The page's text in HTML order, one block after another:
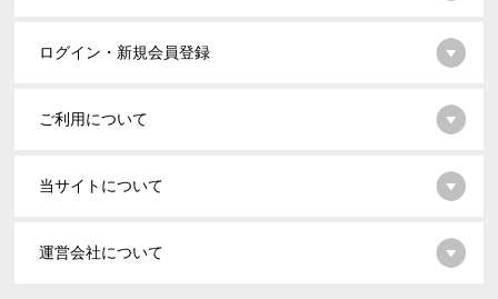
ログイン・新規会員登録
ご利用について
当サイトについて
運営会社について